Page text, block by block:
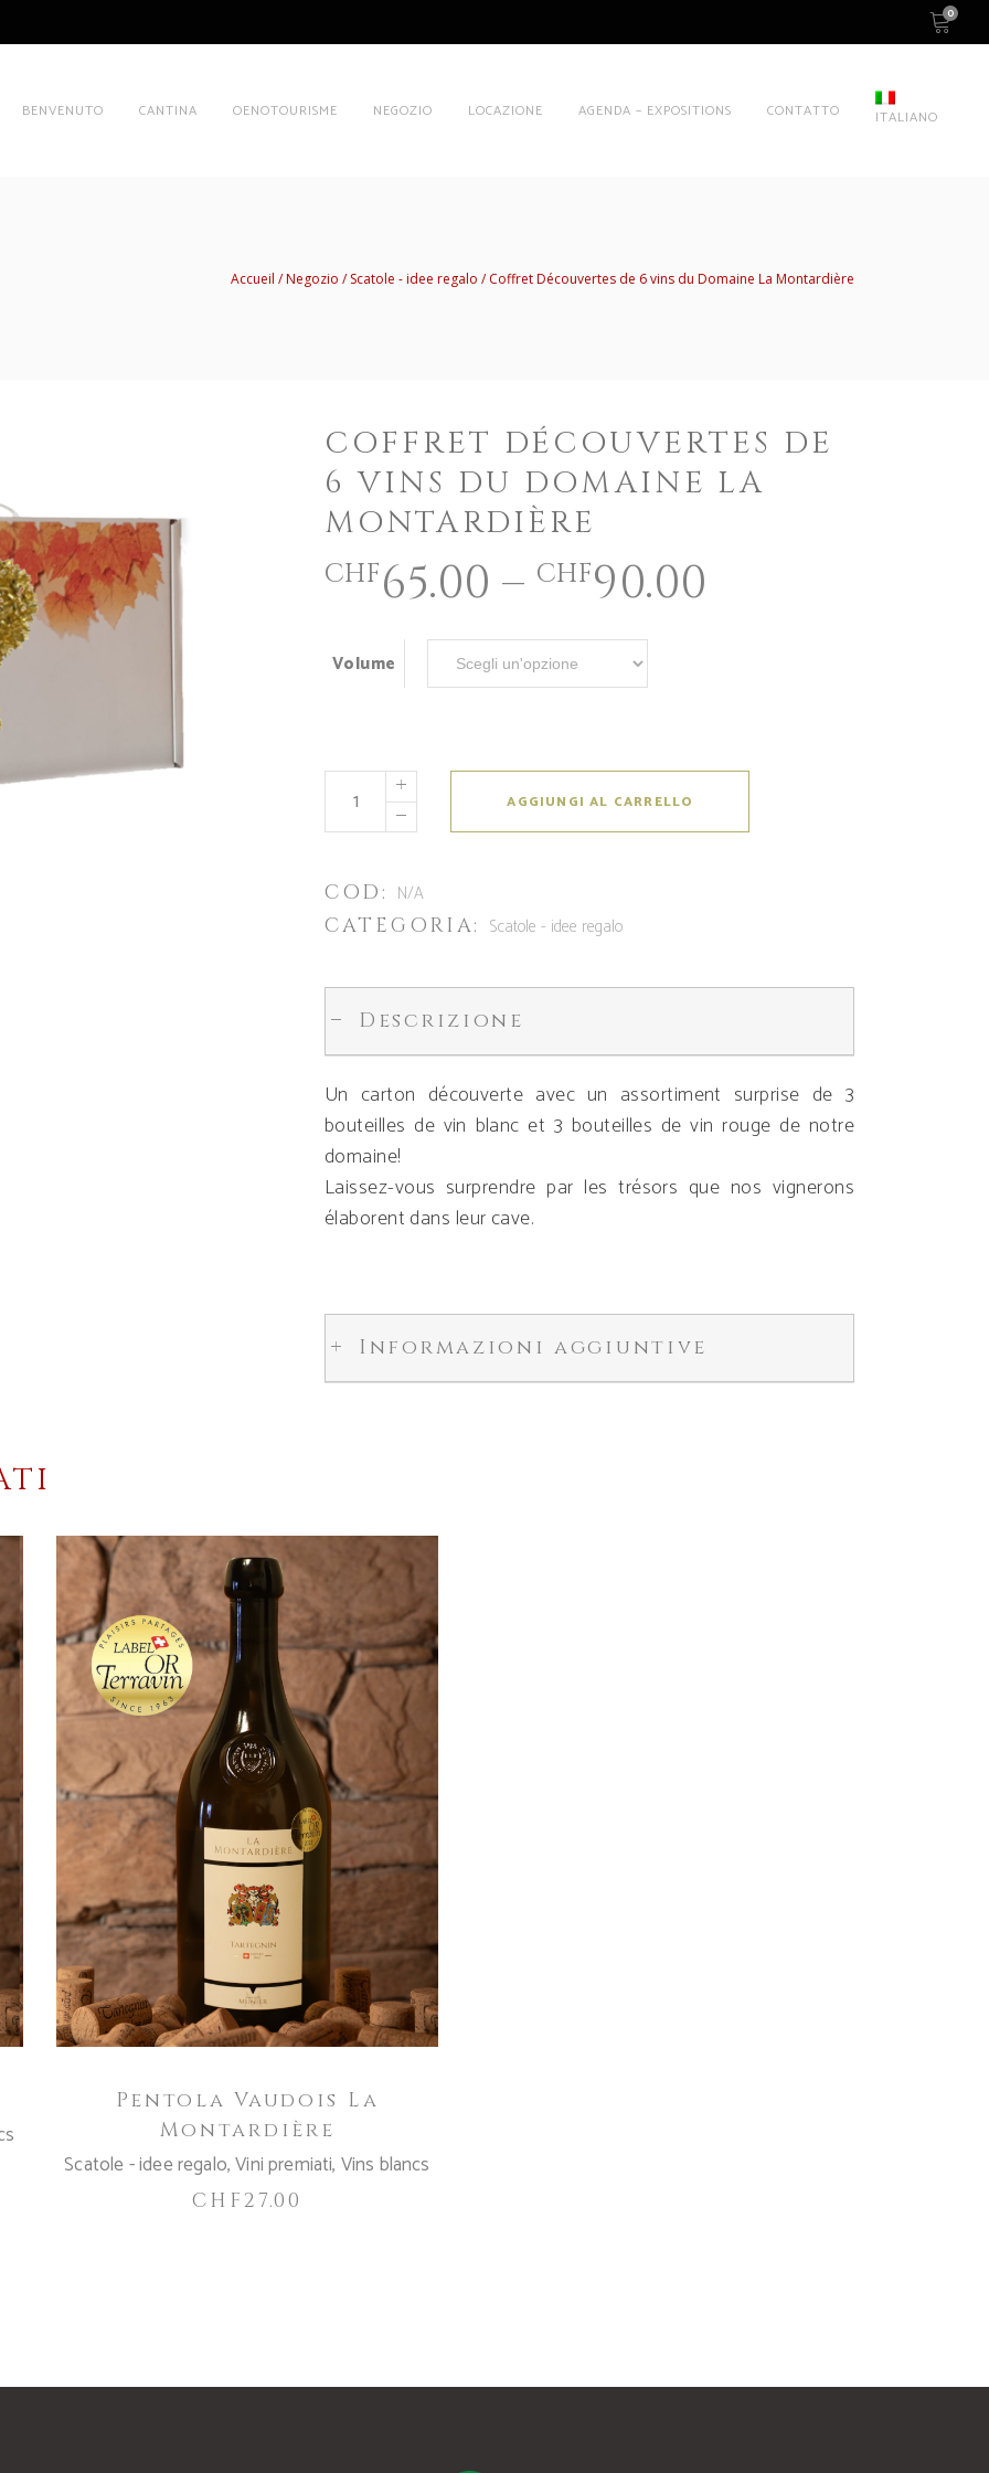
0
BENVENUTO CANTINA OENOTOURISME NEGOZIO LOCAZIONE AGENDA – EXPOSITIONS CONTATTO ITALIANO
Accueil Negozio Scatole - idee regalo Coffret Découvertes de 6 vins du Domaine La Montardière
COFFRET DÉCOUVERTES DE
6 VINS DU DOMAINE LA
MONTARDIÈRE
CHF65.00 – CHF90.00
Volume
AGGIUNGI AL CARRELLO
COD: N/A
CATEGORIA: Scatole - idee regalo
Descrizione
Un carton découverte avec un assortiment surprise de 3
bouteilles de vin blanc et 3 bouteilles de vin rouge de notre
domaine!
Laissez-vous surprendre par les trésors que nos vignerons
élaborent dans leur cave.
Informazioni aggiuntive
AGGIUNGI AL CARRELLO
Pentola Vaudois La
Montardière
Scatole - idee regalo,Vini premiati, Vins blancs
CHF27.00